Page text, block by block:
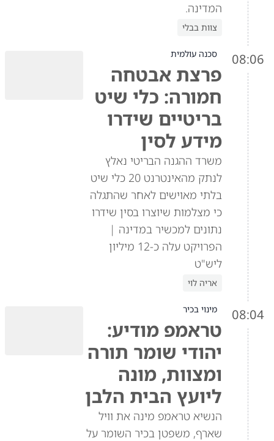
המדינה.
צוות בבלי
08:06 סכנה עולמית
פרצת אבטחה
חמורה: כלי שיט
בריטיים שידרו
מידע לסין
משרד ההגנה הבריטי נאלץ
לנתק מהאינטרנט 20 כלי שיט
בלתי מאוישים לאחר שהתגלה
כי מצלמות שיוצרו בסין שידרו
נתונים למכשיר במדינה |
הפרויקט עלה כ-12 מיליון
ליש"ט
אריה לוי
08:04 מינוי בכיר
טראמפ מודיע:
יהודי שומר תורה
ומצוות, מונה
ליועץ הבית הלבן
הנשיא טראמפ מינה את וויל
שארף, משפטן בכיר השומר על